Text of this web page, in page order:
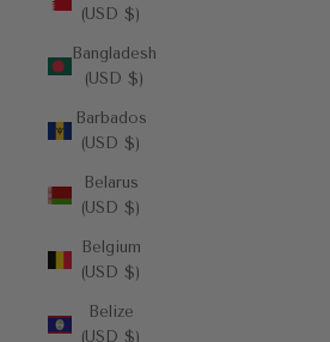
(USD $)
Bangladesh
(USD $)
Barbados
(USD $)
Belarus
(USD $)
Belgium
(USD $)
Belize
(USD $)